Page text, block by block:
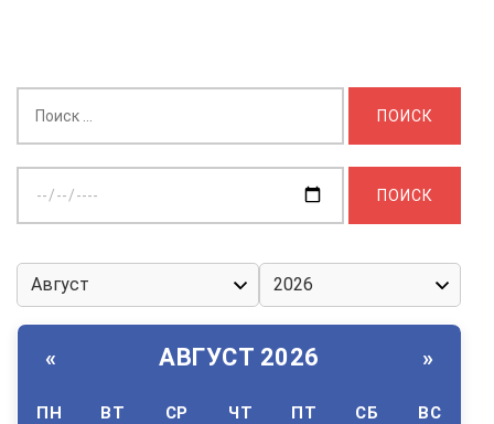
дату:
« АВГУСТ 2026 »
ПН ВТ СР ЧТ ПТ СБ ВС